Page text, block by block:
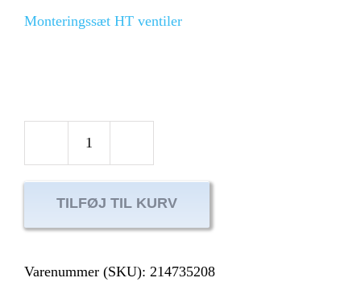
Monteringssæt HT ventiler
Monteringssæt
antal
TILFØJ TIL KURV
Varenummer (SKU): 214735208